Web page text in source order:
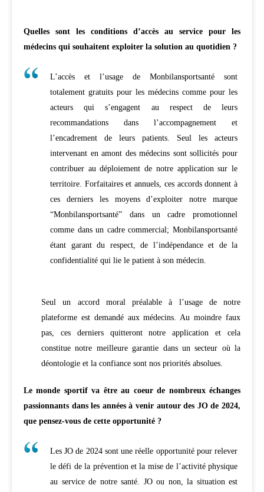
Quelles sont les conditions d’accès au service pour les
médecins qui souhaitent exploiter la solution au quotidien ?
L’accès et l’usage de Monbilansportsanté sont
totalement gratuits pour les médecins comme pour les
acteurs qui s’engagent au respect de leurs
recommandations dans l’accompagnement et
l’encadrement de leurs patients. Seul les acteurs
intervenant en amont des médecins sont sollicités pour
contribuer au déploiement de notre application sur le
territoire. Forfaitaires et annuels, ces accords donnent à
ces derniers les moyens d’exploiter notre marque
“Monbilansportsanté” dans un cadre promotionnel
comme dans un cadre commercial; Monbilansportsanté
étant garant du respect, de l’indépendance et de la
confidentialité qui lie le patient à son médecin.
Seul un accord moral préalable à l’usage de notre
plateforme est demandé aux médecins. Au moindre faux
pas, ces derniers quitteront notre application et cela
constitue notre meilleure garantie dans un secteur où la
déontologie et la confiance sont nos priorités absolues.
Le monde sportif va être au coeur de nombreux échanges
passionnants dans les années à venir autour des JO de 2024,
que pensez-vous de cette opportunité ?
Les JO de 2024 sont une réelle opportunité pour relever
le défi de la prévention et la mise de l’activité physique
au service de notre santé. JO ou non, la situation est